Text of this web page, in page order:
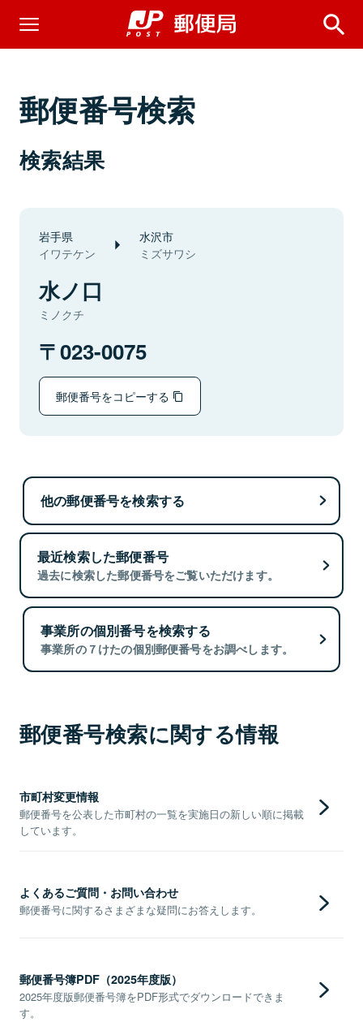
郵便番号検索
検索結果
岩手県
イワテケン
水沢市
ミズサワシ
水ノ口
ミノクチ
023-0075
郵便番号をコピーする
他の郵便番号を検索する
最近検索した郵便番号
過去に検索した郵便番号をご覧いただけます。
事業所の個別番号を検索する
事業所の７けたの個別郵便番号をお調べします。
郵便番号検索に関する情報
市町村変更情報
郵便番号を公表した市町村の一覧を実施日の新しい順に掲載
しています。
よくあるご質問・お問い合わせ
郵便番号に関するさまざまな疑問にお答えします。
郵便番号簿PDF（2025年度版）
2025年度版郵便番号簿をPDF形式でダウンロードできま
す。